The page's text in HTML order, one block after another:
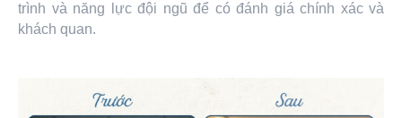
trình và năng lực đội ngũ để có đánh giá chính xác và
khách quan.